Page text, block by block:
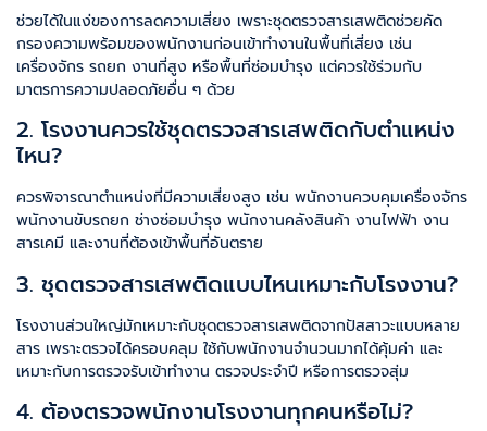
ช่วยได้ในแง่ของการลดความเสี่ยง เพราะชุดตรวจสารเสพติดช่วยคัด
กรองความพร้อมของพนักงานก่อนเข้าทำงานในพื้นที่เสี่ยง เช่น
เครื่องจักร รถยก งานที่สูง หรือพื้นที่ซ่อมบำรุง แต่ควรใช้ร่วมกับ
มาตรการความปลอดภัยอื่น ๆ ด้วย
2. โรงงานควรใช้ชุดตรวจสารเสพติดกับตำแหน่ง
ไหน?
ควรพิจารณาตำแหน่งที่มีความเสี่ยงสูง เช่น พนักงานควบคุมเครื่องจักร
พนักงานขับรถยก ช่างซ่อมบำรุง พนักงานคลังสินค้า งานไฟฟ้า งาน
สารเคมี และงานที่ต้องเข้าพื้นที่อันตราย
3. ชุดตรวจสารเสพติดแบบไหนเหมาะกับโรงงาน?
โรงงานส่วนใหญ่มักเหมาะกับชุดตรวจสารเสพติดจากปัสสาวะแบบหลาย
สาร เพราะตรวจได้ครอบคลุม ใช้กับพนักงานจำนวนมากได้คุ้มค่า และ
เหมาะกับการตรวจรับเข้าทำงาน ตรวจประจำปี หรือการตรวจสุ่ม
4. ต้องตรวจพนักงานโรงงานทุกคนหรือไม่?